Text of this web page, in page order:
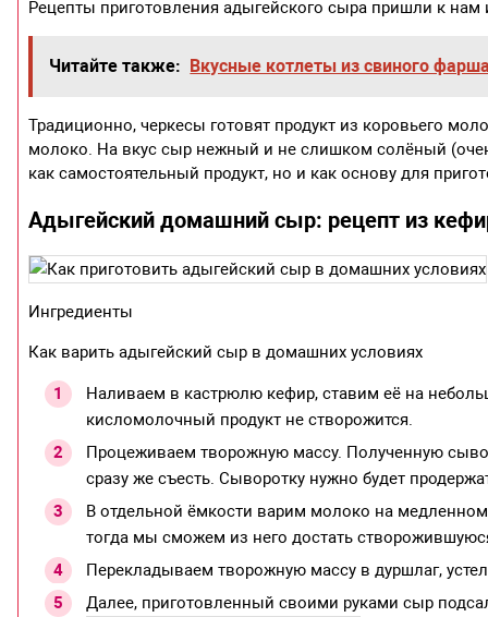
Рецепты приготовления адыгейского сыра пришли к нам
Читайте также: Вкусные котлеты из свиного
Традиционно, черкесы готовят продукт из коровьего
молоко. На вкус сыр нежный и не слишком солёный
как самостоятельный продукт, но и как основу для
Адыгейский домашний сыр: рецепт из
Ингредиенты
Как варить адыгейский сыр в домашних условиях
Наливаем в кастрюлю кефир, ставим её на
кисломолочный продукт не створожится.
Процеживаем творожную массу. Полученную
сразу же съесть. Сыворотку нужно будет
В отдельной ёмкости варим молоко на
тогда мы сможем из него достать
Перекладываем творожную массу в дуршлаг,
Далее, приготовленный своими руками сыр